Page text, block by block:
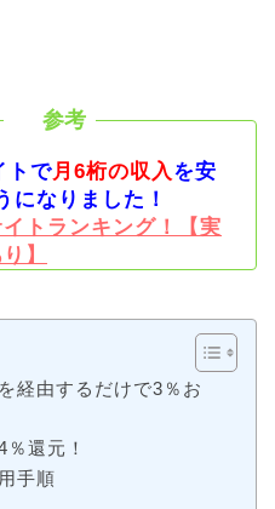
トで月6桁の収入 を安
になりました！
トランキング！【実
】
経由するだけで3％お
還元！
手順